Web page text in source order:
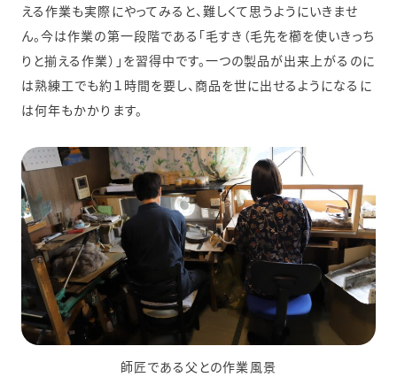
える作業も実際にやってみると、難しくて思うようにいきませ
ん。今は作業の第一段階である「毛すき（毛先を櫛を使いきっち
りと揃える作業）」を習得中です。一つの製品が出来上がるのに
は熟練工でも約１時間を要し、商品を世に出せるようになるに
は何年もかかります。
師匠である父との作業風景